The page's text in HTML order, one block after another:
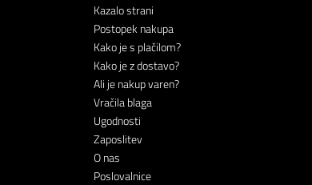
Kazalo strani
Postopek nakupa
Kako je s plačilom?
Kako je z dostavo?
Ali je nakup varen?
Vračila blaga
Ugodnosti
Zaposlitev
O nas
Poslovalnice